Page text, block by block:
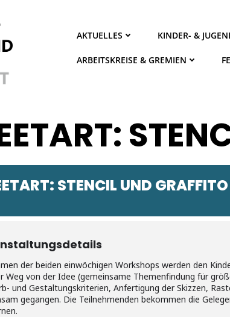
AKTUELLES KINDER- &
ARBEITSKREISE & GREMIEN
STENCIL UND GRAFFITO
der beiden einwöchigen Workshops werden den
Weg von der Idee (gemeinsame Themenfindung für
und Gestaltungskriterien, Anfertigung der Skizzen,
gegangen. Die Teilnehmenden bekommen die